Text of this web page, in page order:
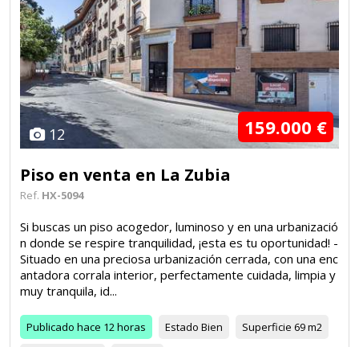
12 159.000 €
Piso en venta en La Zubia
Ref. HX-5094
Si buscas un piso acogedor, luminoso y en una urbanizació
n donde se respire tranquilidad, ¡esta es tu oportunidad! -
Situado en una preciosa urbanización cerrada, con una enc
antadora corrala interior, perfectamente cuidada, limpia y
muy tranquila, id...
Publicado hace 12 horas Estado Bien Superficie 69 m2